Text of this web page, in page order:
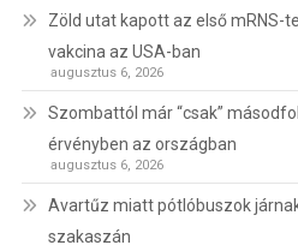
Zöld utat kapott az első mRNS-
vakcina az USA-ban
augusztus 6, 2026
Szombattól már “csak”
érvényben az országban
augusztus 6, 2026
Avartűz miatt pótlóbuszok
szakaszán